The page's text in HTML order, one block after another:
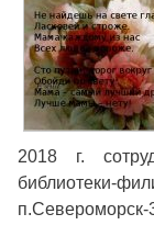
2018 г.